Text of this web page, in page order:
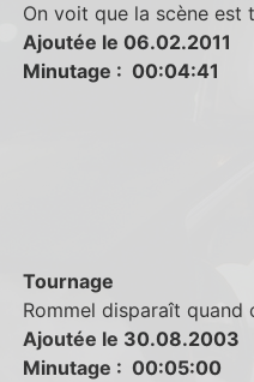
On voit que la scène est
Ajoutée le 06.02.2011
Minutage : 00:04:41
Tournage
Rommel disparaît
Ajoutée le 30.08.2003
Minutage : 00:05:00